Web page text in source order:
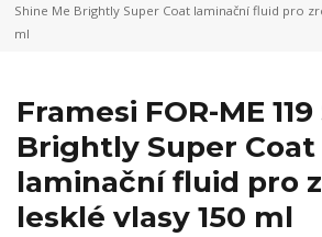
Shine Me Brightly Super Coat laminační fluid pro
ml
Framesi FOR-ME
Brightly Super Coat
laminační fluid pro
lesklé vlasy 150 ml